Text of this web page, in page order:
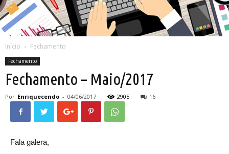
Início Fechamento
Fechamento
Fechamento – Maio/2017
Por Enriquecendo - 04/06/2017 2905 16
Fala galera,